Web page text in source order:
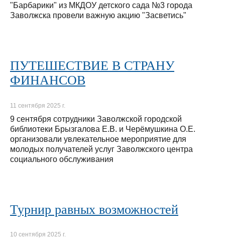
"Барбарики" из МКДОУ детского сада №3 города
Заволжска провели важную акцию "Засветись"
ПУТЕШЕСТВИЕ В СТРАНУ
ФИНАНСОВ
11 сентября 2025 г.
9 сентября сотрудники Заволжской городской
библиотеки Брызгалова Е.В. и Черёмушкина О.Е.
организовали увлекательное мероприятие для
молодых получателей услуг Заволжского центра
социального обслуживания
Турнир равных возможностей
10 сентября 2025 г.